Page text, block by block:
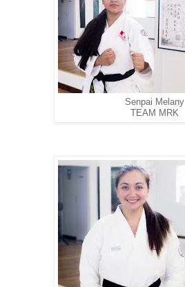
Senpai Melany
TEAM MRK